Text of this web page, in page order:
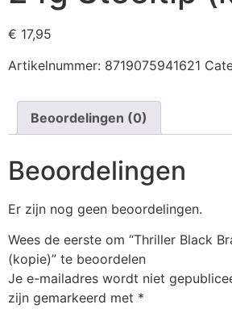
€ 17,95
Artikelnummer: 8719075941621
Beoordelingen (0)
Beoordelingen
Er zijn nog geen beoordelingen.
Wees de eerste om “Thriller Black
(kopie)” te beoordelen
Je e-mailadres wordt niet
zijn gemarkeerd met *